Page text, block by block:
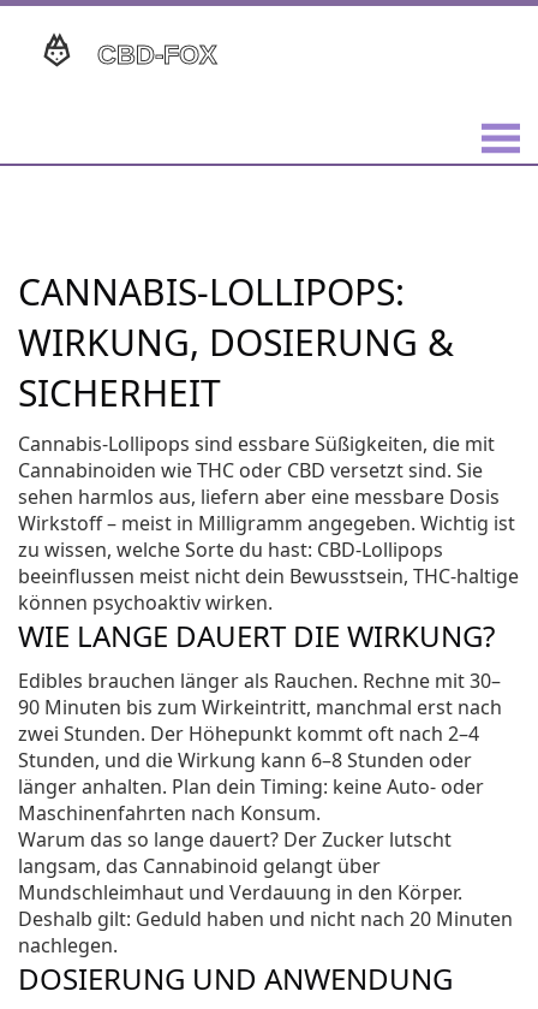
CANNABIS-LOLLIPOPS:
WIRKUNG, DOSIERUNG &
SICHERHEIT
Cannabis-Lollipops sind essbare Süßigkeiten, die mit
Cannabinoiden wie THC oder CBD versetzt sind. Sie
sehen harmlos aus, liefern aber eine messbare Dosis
Wirkstoff – meist in Milligramm angegeben. Wichtig ist
zu wissen, welche Sorte du hast: CBD-Lollipops
beeinflussen meist nicht dein Bewusstsein, THC-haltige
können psychoaktiv wirken.
WIE LANGE DAUERT DIE WIRKUNG?
Edibles brauchen länger als Rauchen. Rechne mit 30–
90 Minuten bis zum Wirkeintritt, manchmal erst nach
zwei Stunden. Der Höhepunkt kommt oft nach 2–4
Stunden, und die Wirkung kann 6–8 Stunden oder
länger anhalten. Plan dein Timing: keine Auto- oder
Maschinenfahrten nach Konsum.
Warum das so lange dauert? Der Zucker lutscht
langsam, das Cannabinoid gelangt über
Mundschleimhaut und Verdauung in den Körper.
Deshalb gilt: Geduld haben und nicht nach 20 Minuten
nachlegen.
DOSIERUNG UND ANWENDUNG